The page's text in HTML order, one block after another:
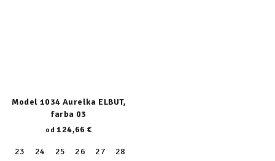
Model 1034 Aurelka ELBUT,
farba 03
od 124,66 €
23 24 25 26 27 28